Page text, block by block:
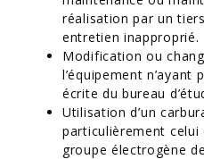
réalisation par un
entretien inapproprié.
Modification ou
l’équipement n’ayant
écrite du bureau
Utilisation d’un
particulièrement celui
groupe électrogène